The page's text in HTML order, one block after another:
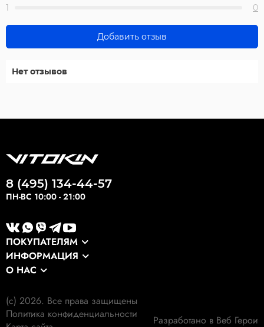
1
0
Добавить отзыв
Нет отзывов
ПОКУПАТЕЛЯМ
Каталог
Оплата и доставка
Гарантия
ИНФОРМАЦИЯ
Оптовикам
Выкуп формы
О НАС
Наши клиенты
Наши работы
8 (495) 134-44-57
ПН-ВС 10:00 - 21:00
(c) 2026. Все права защищены
Политика конфиденциальности
Разработано в Веб Герои